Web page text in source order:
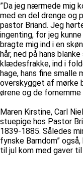
”Da jeg nærmede mig
med en del drenge og
pastor Briand. Jeg
ingenting, for jeg
bragte mig ind i en
hår, ned på hans
klædesfrakke, ind i
hage, hans fine smalle
overskygget af mørke
ørene og de
Maren Kirstine, Carl
stuepige hos Pastor
1839-1885. Således
fynske Barndom”
til jul kom med gaver